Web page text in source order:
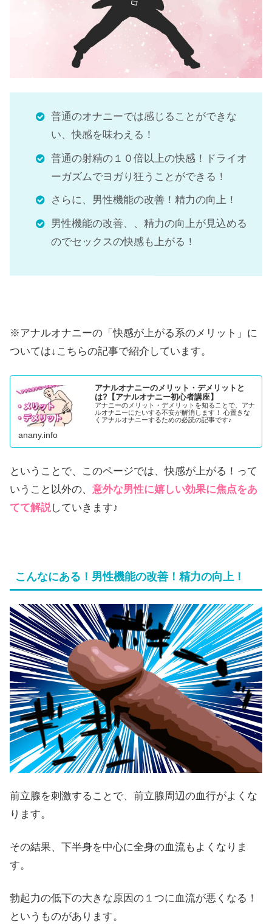
普通のオナニーでは感じることができな
い、快感を味わえる！
普通の射精の１０倍以上の快感！ドライオ
ーガズムでヨガり狂うことができる！
さらに、男性機能の改善！精力の向上！
男性機能の改善、、精力の向上が見込める
のでセックスの快感も上がる！
※アナルオナニーの「快感が上がる系のメリット」に
ついては↓こちらの記事で紹介しています。
アナルオナニーのメリット・デメリットと
は?【アナルオナニー初心者講座】
アナニーのメリット・デメリットを知ることで、アナ
ルオナニーにたいする不安が解消します！ 心置きな
くアナルオナニーするための必読の記事です♪
anany.info
ということで、このページでは、快感が上がる！って
いうこと以外の、 意外な男性に嬉しい効果に焦点をあ
てて解説していきます♪
こんなにある！男性機能の改善！精力の向上！
前立腺を刺激することで、前立腺周辺の血行がよくな
ります。
その結果、下半身を中心に全身の血流もよくなりま
す。
勃起力の低下の大きな原因の１つに血流が悪くなる！
というものがあります。